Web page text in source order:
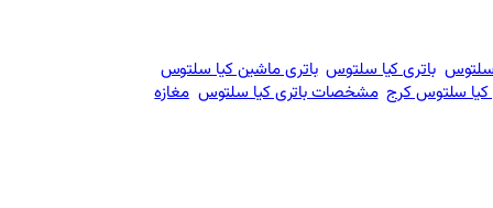
سلتوس باتری کیا سلتوس باتری ماشین کیا سلتوس
کیا سلتوس کرج مشخصات باتری کیا سلتوس مغازه